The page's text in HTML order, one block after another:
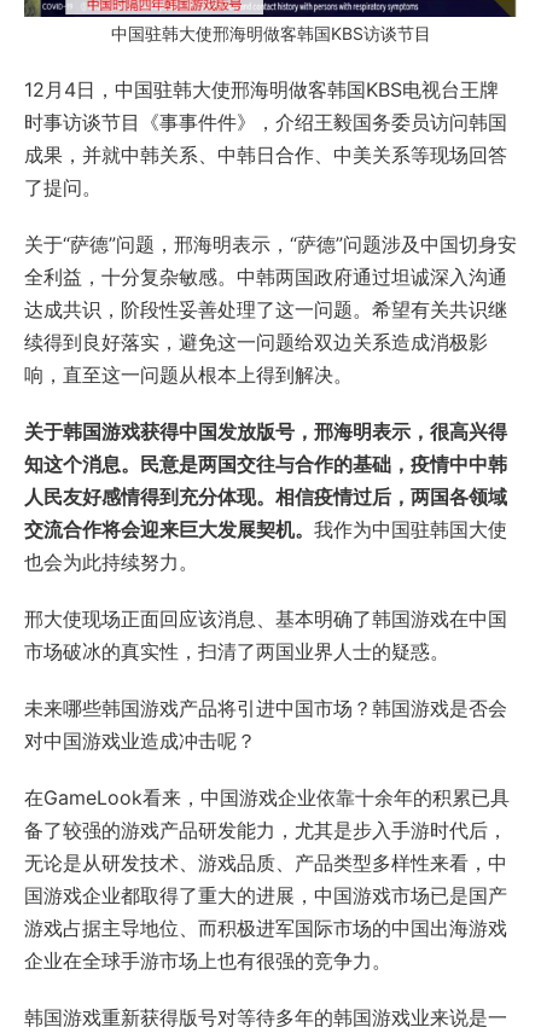
中国驻韩大使邢海明做客韩国KBS访谈节目
12月4日，中国驻韩大使邢海明做客韩国KBS电视台王牌
时事访谈节目《事事件件》，介绍王毅国务委员访问韩国
成果，并就中韩关系、中韩日合作、中美关系等现场回答
了提问。
关于“萨德”问题，邢海明表示，“萨德”问题涉及中国切身安
全利益，十分复杂敏感。中韩两国政府通过坦诚深入沟通
达成共识，阶段性妥善处理了这一问题。希望有关共识继
续得到良好落实，避免这一问题给双边关系造成消极影
响，直至这一问题从根本上得到解决。
关于韩国游戏获得中国发放版号，邢海明表示，很高兴得
知这个消息。民意是两国交往与合作的基础，疫情中中韩
人民友好感情得到充分体现。相信疫情过后，两国各领域
交流合作将会迎来巨大发展契机。 我作为中国驻韩国大使
也会为此持续努力。
邢大使现场正面回应该消息、基本明确了韩国游戏在中国
市场破冰的真实性，扫清了两国业界人士的疑惑。
未来哪些韩国游戏产品将引进中国市场？韩国游戏是否会
对中国游戏业造成冲击呢？
在GameLook看来，中国游戏企业依靠十余年的积累已具
备了较强的游戏产品研发能力，尤其是步入手游时代后，
无论是从研发技术、游戏品质、产品类型多样性来看，中
国游戏企业都取得了重大的进展，中国游戏市场已是国产
游戏占据主导地位、而积极进军国际市场的中国出海游戏
企业在全球手游市场上也有很强的竞争力。
韩国游戏重新获得版号对等待多年的韩国游戏业来说是一